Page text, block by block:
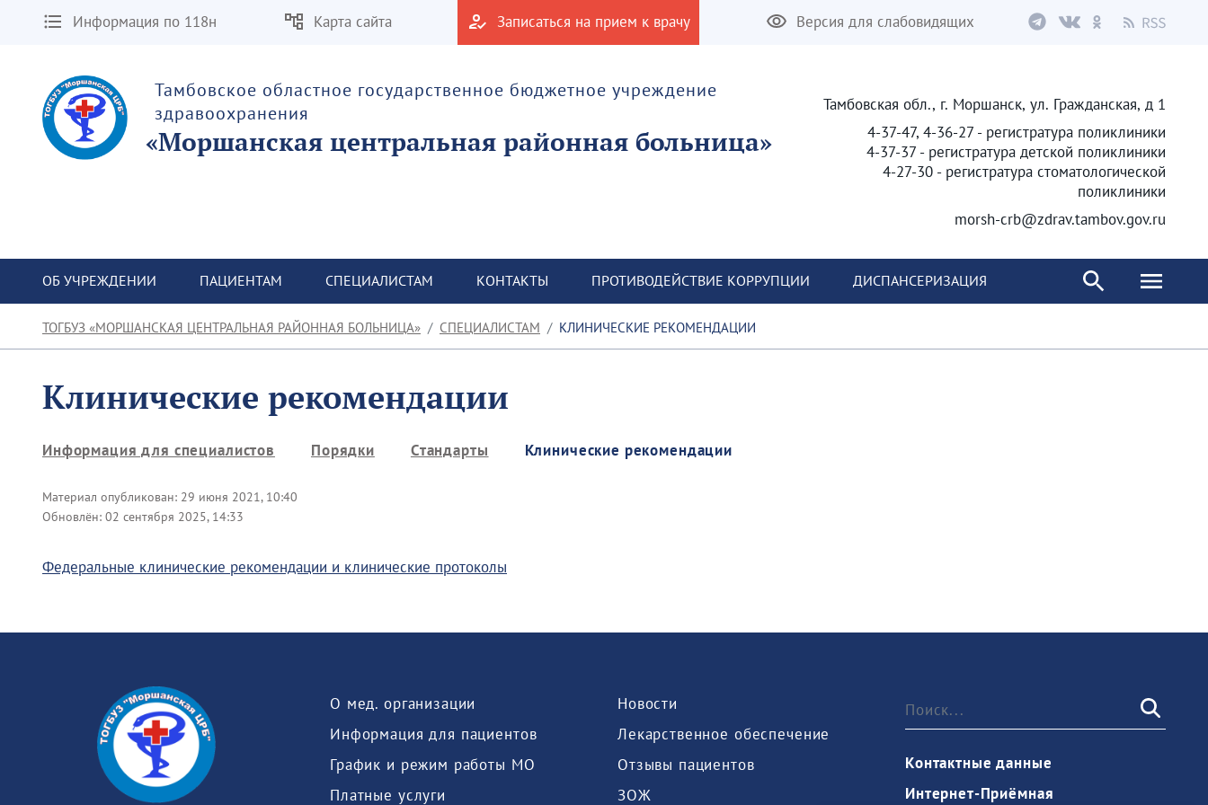
Информация по 118н Карта сайта Записаться на прием к врачу Версия для слабовидящих
Тамбовское областное государственное бюджетное учреждение
здравоохранения
«Моршанская центральная районная больница»
Тамбовская обл., г. Моршанск, ул. Гражданская, д 1
4-37-47, 4-36-27 - регистратура поликлиники
4-37-37 - регистратура детской поликлиники
4-27-30 - регистратура стоматологической
поликлиники
morsh-crb@zdrav.tambov.gov.ru
ОБ УЧРЕЖДЕНИИ ПАЦИЕНТАМ СПЕЦИАЛИСТАМ КОНТАКТЫ ПРОТИВОДЕЙСТВИЕ КОРРУПЦИИ ДИСПАНСЕРИЗАЦИЯ
ТОГБУЗ «МОРШАНСКАЯ ЦЕНТРАЛЬНАЯ РАЙОННАЯ БОЛЬНИЦА» СПЕЦИАЛИСТАМ КЛИНИЧЕСКИЕ РЕКОМЕНДАЦИИ
Клинические рекомендации
Информация для специалистов Порядки Стандарты Клинические рекомендации
Материал опубликован: 29 июня 2021, 10:40
Обновлён: 02 сентября 2025, 14:33
Федеральные клинические рекомендации и клинические протоколы
О мед. организации
Информация для пациентов
График и режим работы МО
Платные услуги
Новости
Лекарственное обеспечение
Отзывы пациентов
ЗОЖ
Контактные данные
Интернет-Приёмная